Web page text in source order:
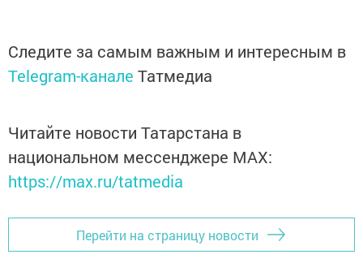
Следите за самым важным и интересным в
Telegram-канале Татмедиа
Читайте новости Татарстана в
национальном мессенджере MАХ:
https://max.ru/tatmedia
Перейти на страницу новости